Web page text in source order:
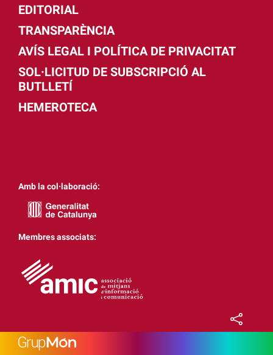
EDITORIAL
TRANSPARÈNCIA
AVÍS LEGAL I POLÍTICA DE PRIVACITAT
SOL·LICITUD DE SUBSCRIPCIÓ AL
BUTLLETÍ
HEMEROTECA
Amb la col·laboració:
Membres associats: